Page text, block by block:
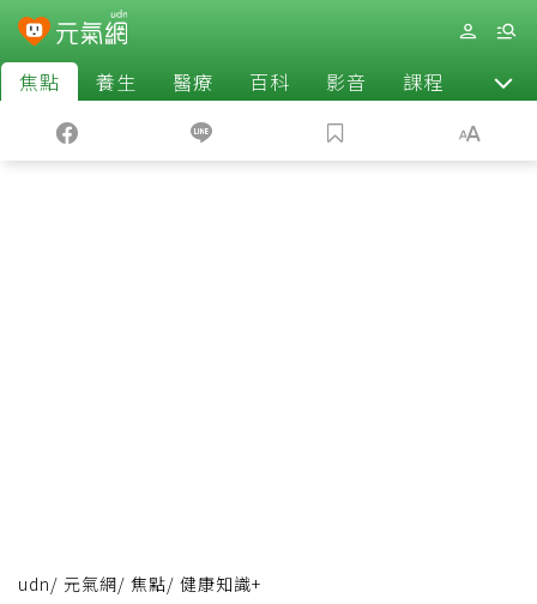
焦點 養生 醫療 百科 影音 課程 退休
udn/ 元氣網/ 焦點/ 健康知識+